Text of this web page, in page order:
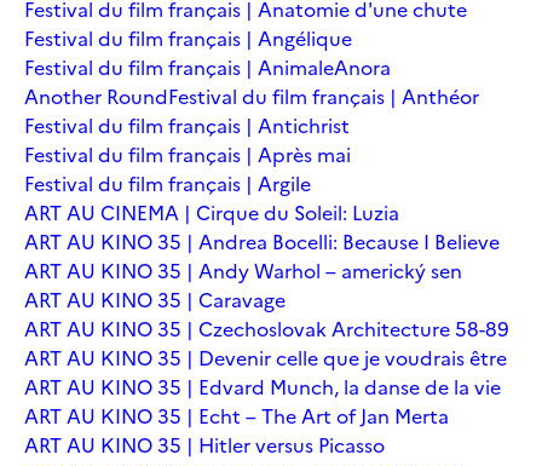
Festival du film français | Anatomie d'une chute
Festival du film français | Angélique
Festival du film français | AnimaleAnora
Another RoundFestival du film français | Anthéor
Festival du film français | Antichrist
Festival du film français | Après mai
Festival du film français | Argile
ART AU CINEMA | Cirque du Soleil: Luzia
ART AU KINO 35 | Andrea Bocelli: Because I Believe
ART AU KINO 35 | Andy Warhol – americký sen
ART AU KINO 35 | Caravage
ART AU KINO 35 | Czechoslovak Architecture 58-89
ART AU KINO 35 | Devenir celle que je voudrais être
ART AU KINO 35 | Edvard Munch, la danse de la vie
ART AU KINO 35 | Echt – The Art of Jan Merta
ART AU KINO 35 | Hitler versus Picasso